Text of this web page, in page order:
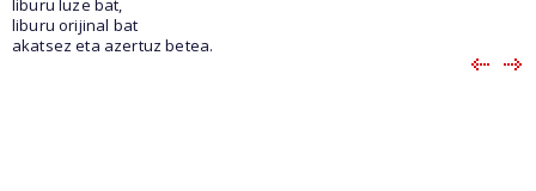
liburu luze bat,
liburu orijinal bat
akatsez eta azertuz betea.